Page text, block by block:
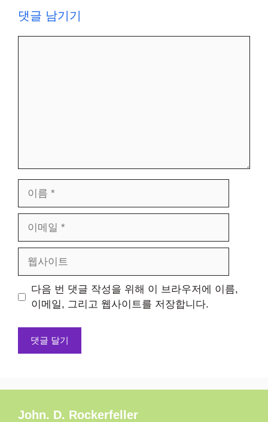
댓글 남기기
일
트
다음 번 댓글 작성을 위해 이 브라우저에 이름,
이메일, 그리고 웹사이트를 저장합니다.
John. D. Rockerfeller